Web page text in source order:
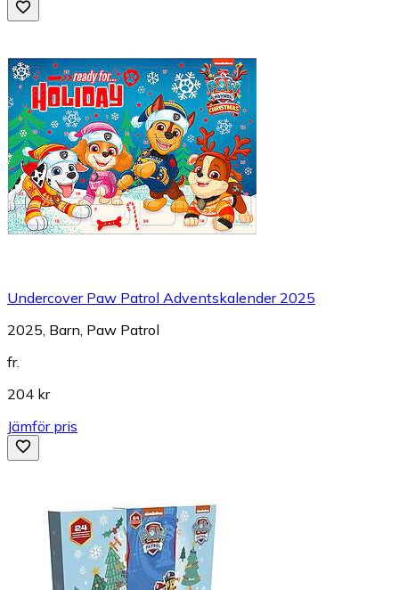
Undercover Paw Patrol Adventskalender 2025
2025, Barn, Paw Patrol
fr.
204 kr
Jämför pris